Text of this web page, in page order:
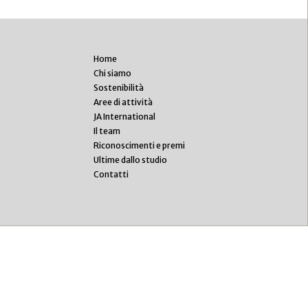
Home
Chi siamo
Sostenibilità
Aree di attività
JA International
Il team
Riconoscimenti e premi
Ultime dallo studio
Contatti